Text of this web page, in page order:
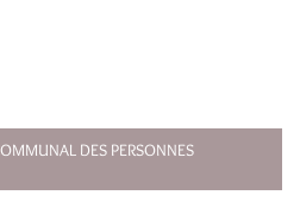
DES PERSONNES